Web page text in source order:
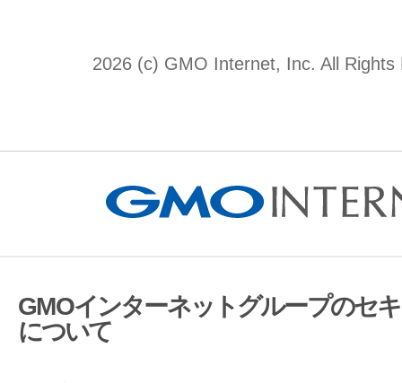
2026 (c) GMO Internet, Inc. All Rights
GMOインターネットグループのセ
について